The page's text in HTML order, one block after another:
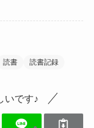
読書 読書記録
いです♪